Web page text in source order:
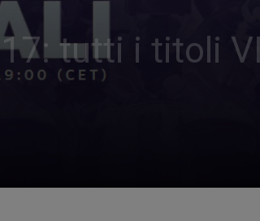
tutti i titoli